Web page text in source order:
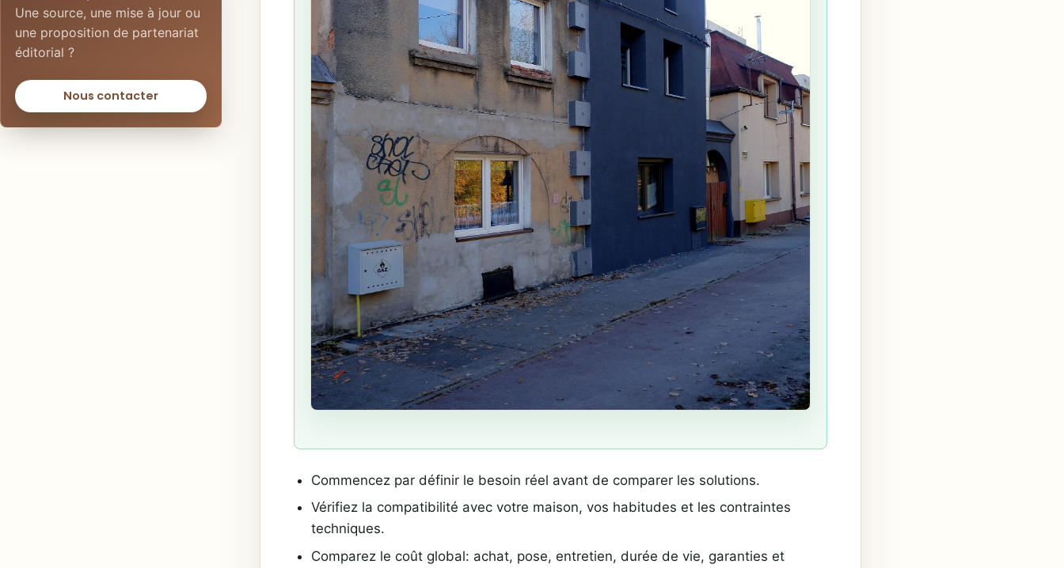
Une source, une mise à jour ou
une proposition de partenariat
éditorial ?
Nous contacter
Commencez par définir le besoin réel avant de comparer les solutions.
Vérifiez la compatibilité avec votre maison, vos habitudes et les contraintes
techniques.
Comparez le coût global: achat, pose, entretien, durée de vie, garanties et